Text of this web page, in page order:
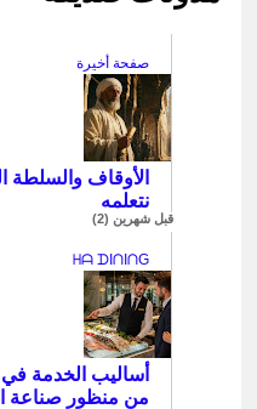
صفحة أخيرة
الأوقاف والسلطة
نتعلمه
قبل شهرين (2)
ᕼᗩ ᗪIᑎIᑎG
أساليب الخدمة
من منظور صناعة